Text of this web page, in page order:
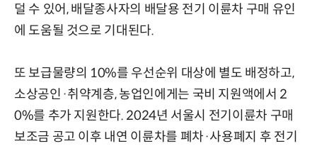
덜 수 있어, 배달종사자의 배달용 전기 이륜차 구매 유인
에 도움될 것으로 기대된다.
또 보급물량의 10%를 우선순위 대상에 별도 배정하고,
소상공인·취약계층, 농업인에게는 국비 지원액에서 2
0%를 추가 지원한다. 2024년 서울시 전기이륜차 구매
보조금 공고 이후 내연 이륜차를 폐차·사용폐지 후 전기